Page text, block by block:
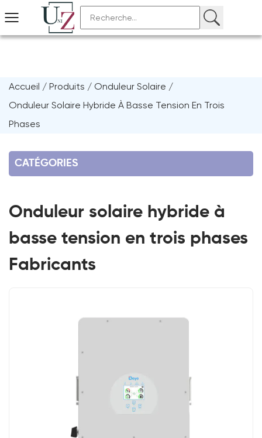
Accueil / Produits / Onduleur Solaire /
Onduleur Solaire Hybride À Basse Tension En Trois
Phases
CATÉGORIES
Onduleur solaire hybride à
basse tension en trois phases
Fabricants